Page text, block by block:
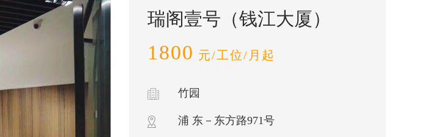
瑞阁壹号（钱江大厦）
1800 元/工位/月起
竹园
浦 东－东方路971号